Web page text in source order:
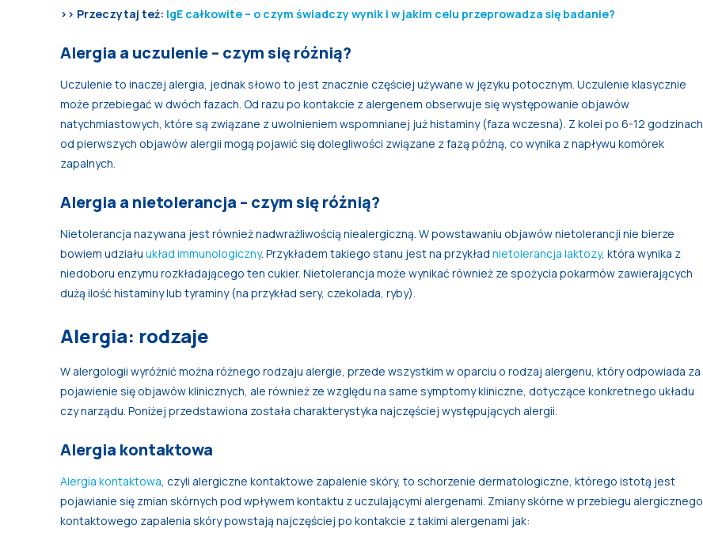
>> Przeczytaj też: IgE całkowite – o czym świadczy wynik i w jakim celu przeprowadza się badanie?
Alergia a uczulenie – czym się różnią?
Uczulenie to inaczej alergia, jednak słowo to jest znacznie częściej używane w języku potocznym. Uczulenie klasycznie
może przebiegać w dwóch fazach. Od razu po kontakcie z alergenem obserwuje się występowanie objawów
natychmiastowych, które są związane z uwolnieniem wspomnianej już histaminy (faza wczesna). Z kolei po 6-12 godzinach
od pierwszych objawów alergii mogą pojawić się dolegliwości związane z fazą późną, co wynika z napływu komórek
zapalnych.
Alergia a nietolerancja – czym się różnią?
Nietolerancja nazywana jest również nadwrażliwością niealergiczną. W powstawaniu objawów nietolerancji nie bierze
bowiem udziału układ immunologiczny. Przykładem takiego stanu jest na przykład nietolerancja laktozy, która wynika z
niedoboru enzymu rozkładającego ten cukier. Nietolerancja może wynikać również ze spożycia pokarmów zawierających
dużą ilość histaminy lub tyraminy (na przykład sery, czekolada, ryby).
Alergia: rodzaje
W alergologii wyróżnić można różnego rodzaju alergie, przede wszystkim w oparciu o rodzaj alergenu, który odpowiada za
pojawienie się objawów klinicznych, ale również ze względu na same symptomy kliniczne, dotyczące konkretnego układu
czy narządu. Poniżej przedstawiona została charakterystyka najczęściej występujących alergii.
Alergia kontaktowa
Alergia kontaktowa , czyli alergiczne kontaktowe zapalenie skóry, to schorzenie dermatologiczne, którego istotą jest
pojawianie się zmian skórnych pod wpływem kontaktu z uczulającymi alergenami. Zmiany skórne w przebiegu alergicznego
kontaktowego zapalenia skóry powstają najczęściej po kontakcie z takimi alergenami jak: